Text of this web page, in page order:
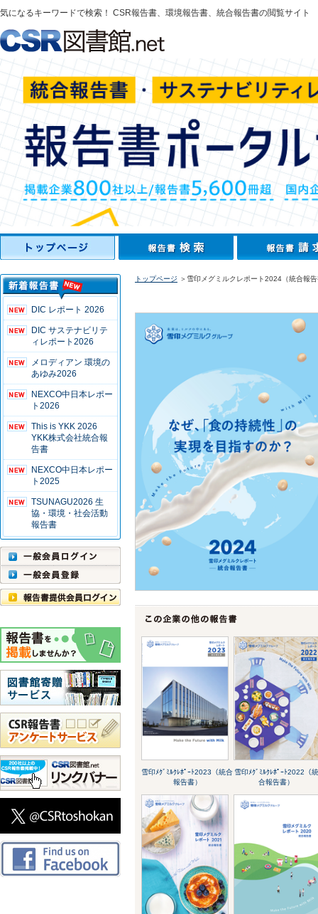
気になるキーワードで検索！ CSR報告書、環境報告書、統合報告書の閲覧サイト
DIC レポート 2026
DIC サステナビリテ
ィレポート2026
メロディアン 環境の
あゆみ2026
NEXCO中日本レポー
ト2026
This is YKK 2026
YKK株式会社統合報
告書
NEXCO中日本レポー
ト2025
TSUNAGU2026 生
協・環境・社会活動
報告書
トップページ ＞雪印メグミルクレポート2024（統合報
雪印ﾒｸﾞﾐﾙｸﾚﾎﾟｰﾄ2023（統合
報告書）
雪印ﾒｸﾞﾐﾙｸﾚﾎﾟｰﾄ2022（統
合報告書）